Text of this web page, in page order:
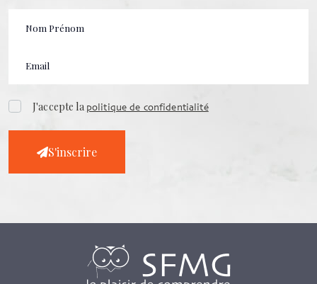
J'accepte lapolitique de confidentialité
S'inscrire